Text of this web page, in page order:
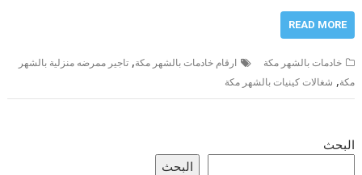
READ MORE
خادمات بالشهر مكة ارقام خادمات بالشهر مكة,تاجير ممرضه منزلية بالشهر
مكة, شغالات كينيات بالشهر مكة
البحث
البحث